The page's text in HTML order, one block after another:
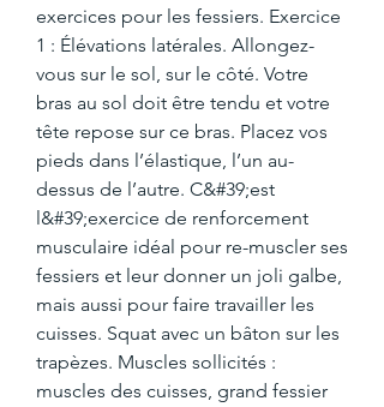
exercices pour les fessiers. Exercice
1 : Élévations latérales. Allongez-
vous sur le sol, sur le côté. Votre
bras au sol doit être tendu et votre
tête repose sur ce bras. Placez vos
pieds dans l’élastique, l’un au-
dessus de l’autre. C&#39;est
l&#39;exercice de renforcement
musculaire idéal pour re-muscler ses
fessiers et leur donner un joli galbe,
mais aussi pour faire travailler les
cuisses. Squat avec un bâton sur les
trapèzes. Muscles sollicités :
muscles des cuisses, grand fessier